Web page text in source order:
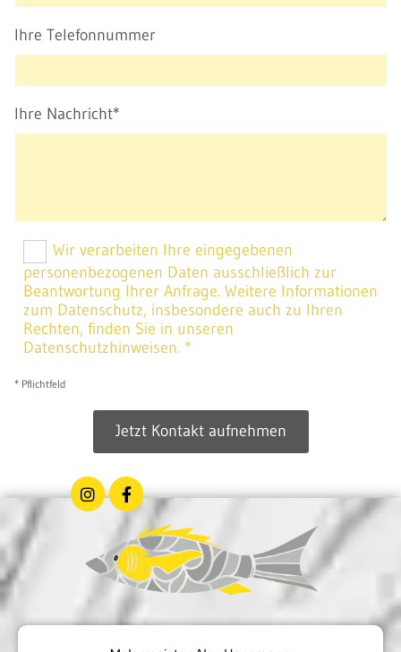
Ihre Telefonnummer
Ihre Nachricht*
Wir verarbeiten Ihre eingegebenen
personenbezogenen Daten ausschließlich zur
Beantwortung Ihrer Anfrage. Weitere Informationen
zum Datenschutz, insbesondere auch zu Ihren
Rechten, finden Sie in unseren
Datenschutzhinweisen. *
* Pflichtfeld